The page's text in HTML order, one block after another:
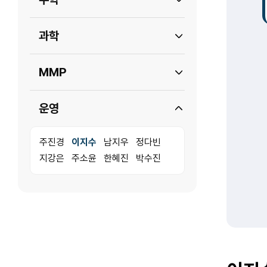
과학
MMP
운영
주진경 이지수 남지우
정다빈
지강은
주소윤 한혜진 박수진